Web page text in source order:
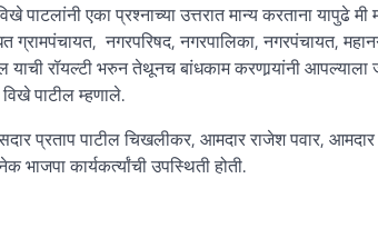
पाटलांनी एका प्रश्नाच्या उत्तरात मान्य करताना
ग्रामपंचायत, नगरपरिषद, नगरपालिका, नगरपंचायत,
याची रॉयल्टी भरुन तेथूनच बांधकाम करणार्‍यांनी
पाटील म्हणाले.
प्रताप पाटील चिखलीकर, आमदार राजेश पवार,
कार्यकर्त्यांची उपस्थिती होती.